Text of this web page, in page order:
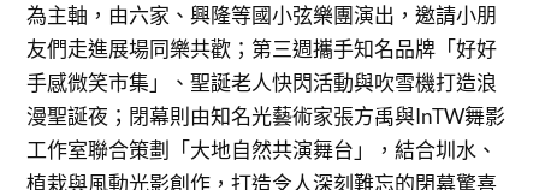
為主軸，由六家、興隆等國小弦樂團演出，邀請小朋
友們走進展場同樂共歡；第三週攜手知名品牌「好好
手感微笑市集」、聖誕老人快閃活動與吹雪機打造浪
漫聖誕夜；閉幕則由知名光藝術家張方禹與InTW舞影
工作室聯合策劃「大地自然共演舞台」，結合圳水、
植栽與風動光影創作，打造令人深刻難忘的閉幕驚喜